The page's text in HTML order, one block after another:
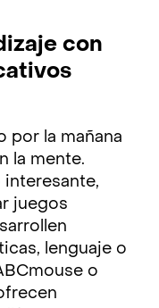
con
por la mañana
la mente.
interesante,
juegos
lenguaje o
o